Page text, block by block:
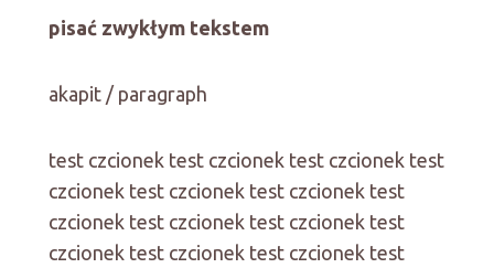
pisać zwykłym tekstem
akapit / paragraph
test czcionek test czcionek test czcionek test
czcionek test czcionek test czcionek test
czcionek test czcionek test czcionek test
czcionek test czcionek test czcionek test